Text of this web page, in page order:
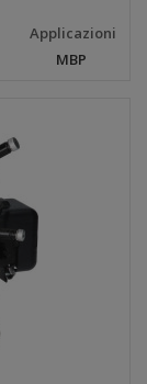
Applicazioni
MBP